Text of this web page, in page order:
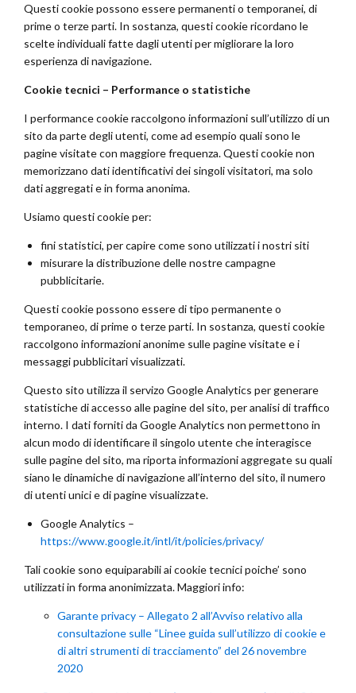
Questi cookie possono essere permanenti o temporanei, di
prime o terze parti. In sostanza, questi cookie ricordano le
scelte individuali fatte dagli utenti per migliorare la loro
esperienza di navigazione.
Cookie tecnici – Performance o statistiche
I performance cookie raccolgono informazioni sull’utilizzo di un
sito da parte degli utenti, come ad esempio quali sono le
pagine visitate con maggiore frequenza. Questi cookie non
memorizzano dati identificativi dei singoli visitatori, ma solo
dati aggregati e in forma anonima.
Usiamo questi cookie per:
fini statistici, per capire come sono utilizzati i nostri siti
misurare la distribuzione delle nostre campagne
pubblicitarie.
Questi cookie possono essere di tipo permanente o
temporaneo, di prime o terze parti. In sostanza, questi cookie
raccolgono informazioni anonime sulle pagine visitate e i
messaggi pubblicitari visualizzati.
Questo sito utilizza il servizo Google Analytics per generare
statistiche di accesso alle pagine del sito, per analisi di traffico
interno. I dati forniti da Google Analytics non permettono in
alcun modo di identificare il singolo utente che interagisce
sulle pagine del sito, ma riporta informazioni aggregate su quali
siano le dinamiche di navigazione all’interno del sito, il numero
di utenti unici e di pagine visualizzate.
Google Analytics –
https://www.google.it/intl/it/policies/privacy/
Tali cookie sono equiparabili ai cookie tecnici poiche’ sono
utilizzati in forma anonimizzata. Maggiori info:
Garante privacy – Allegato 2 all’Avviso relativo alla
consultazione sulle “Linee guida sull’utilizzo di cookie e
di altri strumenti di tracciamento” del 26 novembre
2020